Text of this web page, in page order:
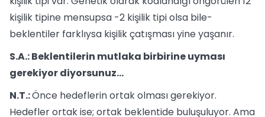
kişilik tipine mensupsa -2 kişilik tipi olsa bile-
beklentiler farklıysa kişilik çatışması yine yaşanır.
S.A.: Beklentilerin mutlaka birbirine uyması
gerekiyor diyorsunuz...
N.T.:Önce hedeflerin ortak olması gerekiyor.
Hedefler ortak ise; ortak beklentide buluşuluyor. Ama